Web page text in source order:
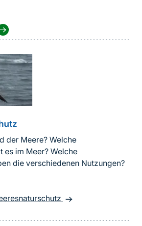
der Meere? Welche
es im Meer? Welche
die verschiedenen Nutzungen?